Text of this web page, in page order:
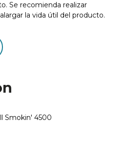
Se recomienda realizar
la vida útil del producto.
Smokin' 4500